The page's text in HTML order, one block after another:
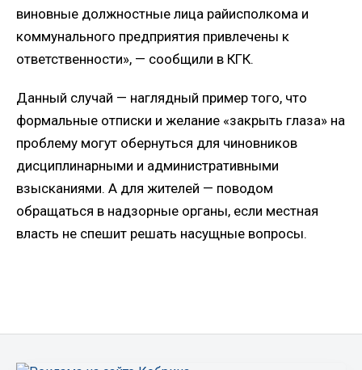
виновные должностные лица райисполкома и
коммунального предприятия привлечены к
ответственности», — сообщили в КГК.
Данный случай — наглядный пример того, что
формальные отписки и желание «закрыть глаза» на
проблему могут обернуться для чиновников
дисциплинарными и административными
взысканиями. А для жителей — поводом
обращаться в надзорные органы, если местная
власть не спешит решать насущные вопросы.